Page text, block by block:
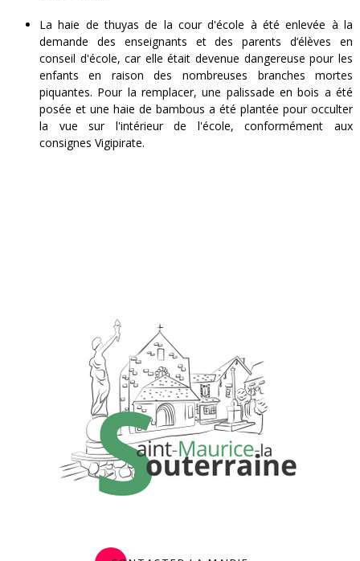
La haie de thuyas de la cour d'école à été enlevée à la
demande des enseignants et des parents d’élèves en
conseil d'école, car elle était devenue dangereuse pour les
enfants en raison des nombreuses branches mortes
piquantes. Pour la remplacer, une palissade en bois a été
posée et une haie de bambous a été plantée pour occulter
la vue sur l'intérieur de l'école, conformément aux
consignes Vigipirate.